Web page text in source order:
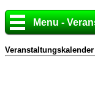
Menu -